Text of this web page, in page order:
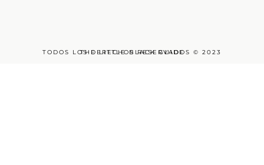
TODOS LOS DERECHOS RESERVADOS © 2023
THE LITTLE BLACK GUIDE